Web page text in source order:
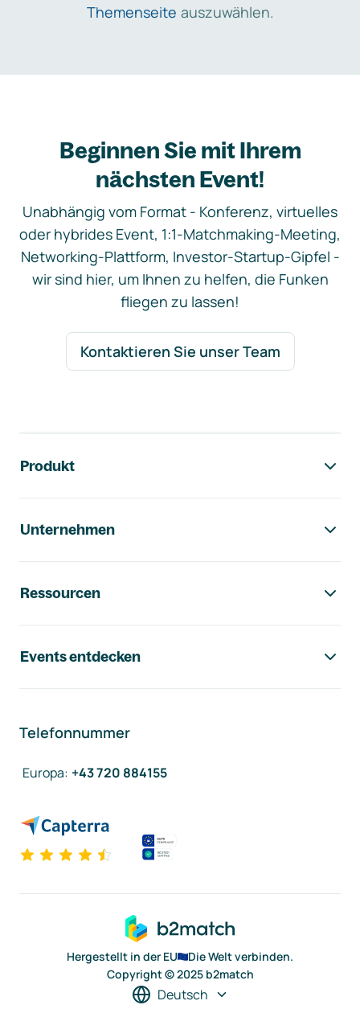
Themenseite auszuwählen.
Beginnen Sie mit Ihrem
nächsten Event!
Unabhängig vom Format - Konferenz, virtuelles
oder hybrides Event, 1:1-Matchmaking-Meeting,
Networking-Plattform, Investor-Startup-Gipfel -
wir sind hier, um Ihnen zu helfen, die Funken
fliegen zu lassen!
Kontaktieren Sie unser Team
Produkt
Unternehmen
Ressourcen
Events entdecken
Telefonnummer
Europa: +43 720 884155
Hergestellt in der EU
Die Welt verbinden.
Copyright © 2025 b2match
Deutsch